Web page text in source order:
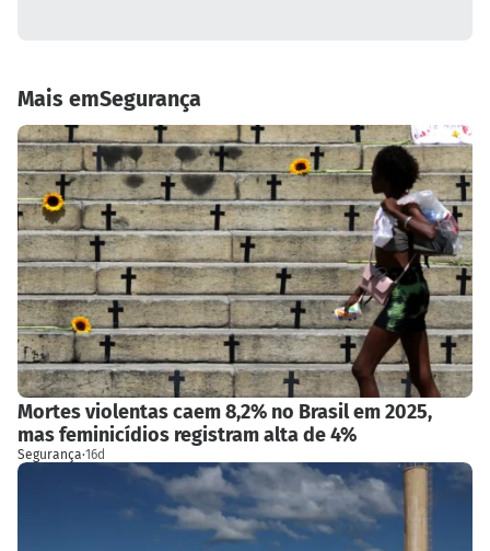
Mais emSegurança
Mortes violentas caem 8,2% no Brasil em 2025,
mas feminicídios registram alta de 4%
Segurança·16d